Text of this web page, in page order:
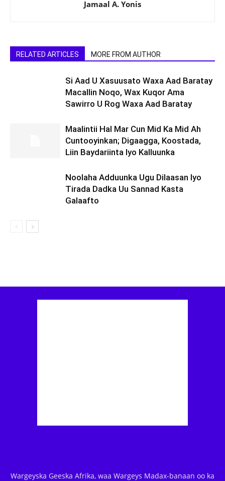
Jamaal A. Yonis
RELATED ARTICLES MORE FROM AUTHOR
Si Aad U Xasuusato Waxa Aad Baratay
Macallin Noqo, Wax Kuqor Ama
Sawirro U Rog Waxa Aad Baratay
Maalintii Hal Mar Cun Mid Ka Mid Ah
Cuntooyinkan; Digaagga, Koostada,
Liin Baydariinta Iyo Kalluunka
Noolaha Adduunka Ugu Dilaasan Iyo
Tirada Dadka Uu Sannad Kasta
Galaafto
Wargeyska Geeska Afrika, waa Wargeys Madax-banaan oo ka